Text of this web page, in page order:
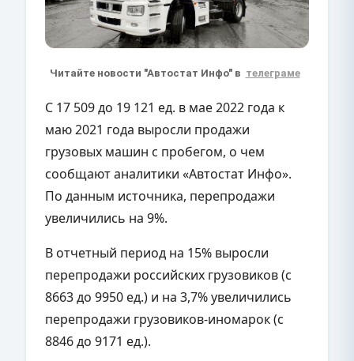
Читайте новости "Автостат Инфо" в телеграме
С 17 509 до 19 121 ед. в мае 2022 года к
маю 2021 года выросли продажи
грузовых машин с пробегом, о чем
сообщают аналитики «Автостат Инфо».
По данным источника, перепродажи
увеличились на 9%.
В отчетный период на 15% выросли
перепродажи российских грузовиков (с
8663 до 9950 ед.) и на 3,7% увеличились
перепродажи грузовиков-иномарок (с
8846 до 9171 ед.).